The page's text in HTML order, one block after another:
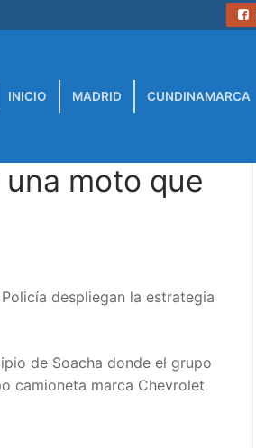
INICIO MADRID CUNDINAMARCA
moto que
despliegan la estrategia
de Soacha donde el grupo
camioneta marca Chevrolet